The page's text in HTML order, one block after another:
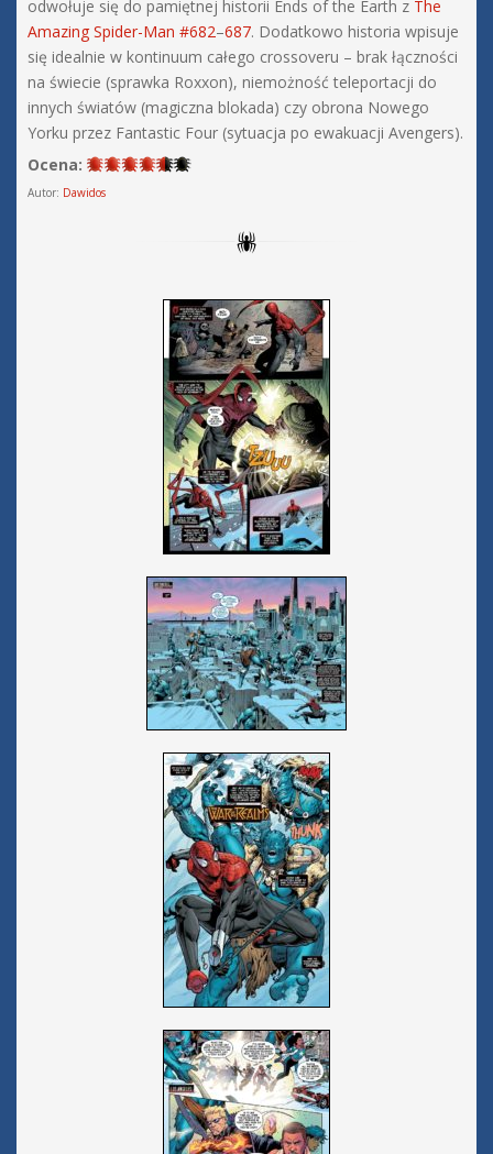
odwołuje się do pamiętnej historii Ends of the Earth z The
Amazing Spider-Man #682–687. Dodatkowo historia wpisuje
się idealnie w kontinuum całego crossoveru – brak łączności
na świecie (sprawka Roxxon), niemożność teleportacji do
innych światów (magiczna blokada) czy obrona Nowego
Yorku przez Fantastic Four (sytuacja po ewakuacji Avengers).
Ocena:
Autor: Dawidos